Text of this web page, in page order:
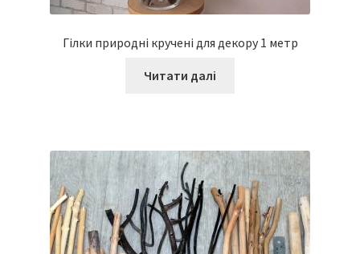
Гілки природні кручені для декору 1 метр
Читати далі